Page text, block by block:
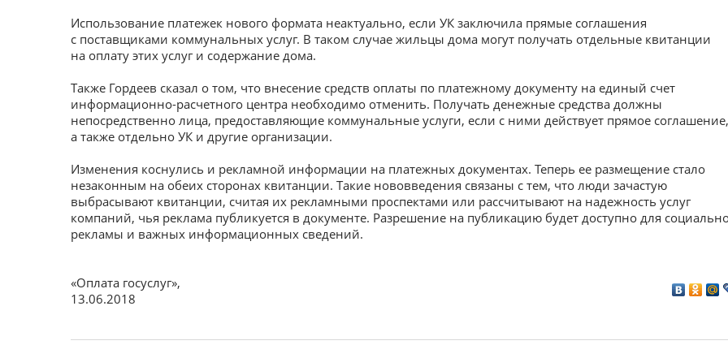
Использование платежек нового формата неактуально, если УК заключила прямые соглашения
с поставщиками коммунальных услуг. В таком случае жильцы дома могут получать отдельные квитанции
на оплату этих услуг и содержание дома.
Также Гордеев сказал о том, что внесение средств оплаты по платежному документу на единый счет
информационно-расчетного центра необходимо отменить. Получать денежные средства должны
непосредственно лица, предоставляющие коммунальные услуги, если с ними действует прямое соглашение,
а также отдельно УК и другие организации.
Изменения коснулись и рекламной информации на платежных документах. Теперь ее размещение стало
незаконным на обеих сторонах квитанции. Такие нововведения связаны с тем, что люди зачастую
выбрасывают квитанции, считая их рекламными проспектами или рассчитывают на надежность услуг
компаний, чья реклама публикуется в документе. Разрешение на публикацию будет доступно для
рекламы и важных информационных сведений.
«Оплата госуслуг»,
13.06.2018